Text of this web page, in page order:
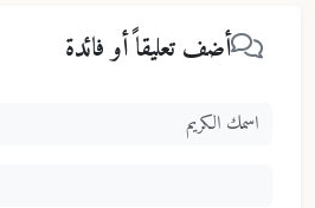
أضف تعليقاً أو فائدة